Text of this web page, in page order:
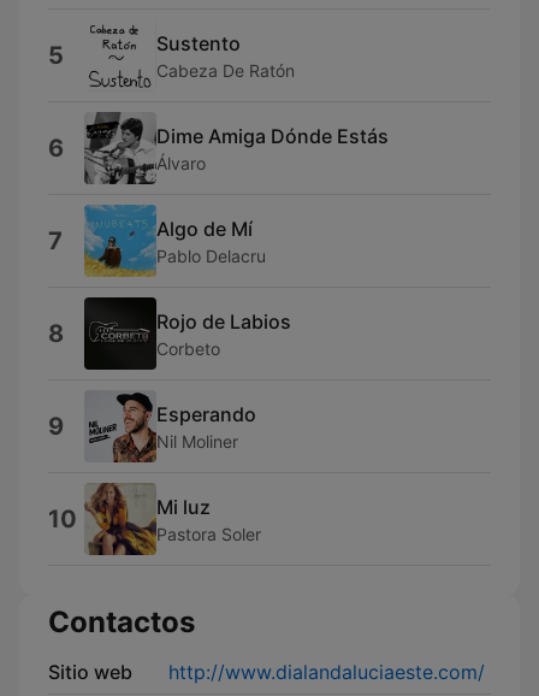
5 Sustento
Cabeza De Ratón
6 Dime Amiga Dónde Estás
Álvaro
7 Algo de Mí
Pablo Delacru
8 Rojo de Labios
Corbeto
9 Esperando
Nil Moliner
10 Mi luz
Pastora Soler
Contactos
Sitio web
http://www.dialandaluciaeste.com/